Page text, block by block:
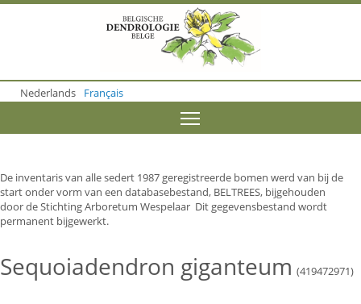
o
m
o
n
t
e
n
Nederlands Français
De inventaris van alle sedert 1987 geregistreerde bomen werd van bij de
start onder vorm van een databasebestand, BELTREES, bijgehouden
door de Stichting Arboretum Wespelaar Dit gegevensbestand wordt
permanent bijgewerkt.
Sequoiadendron giganteum (419472971)